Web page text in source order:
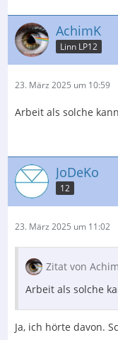
AchimK
Linn LP12
23. März 2025 um 10:59
Arbeit als solche
JoDeKo
12
23. März 2025 um 11:02
Zitat von
Arbeit als solche
Ja, ich hörte davon.